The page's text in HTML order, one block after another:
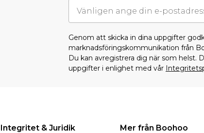
Genom att skicka in dina uppgifter
marknadsföringskommunikation från
Du kan avregistrera dig när som helst.
uppgifter i enlighet med vår
Integritet & Juridik Mer från Boohoo